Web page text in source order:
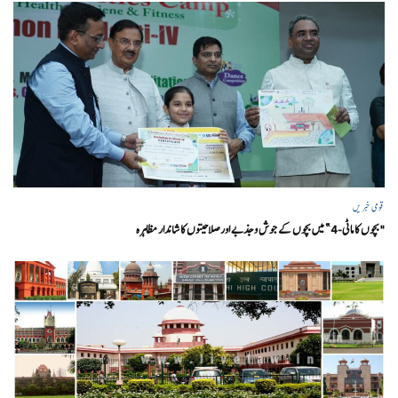
قومی خبریں
"بچوں کا ماٹی-4” میں بچوں کے جوش و جذبے اور صلاحیتوں کا شاندار مظاہرہ